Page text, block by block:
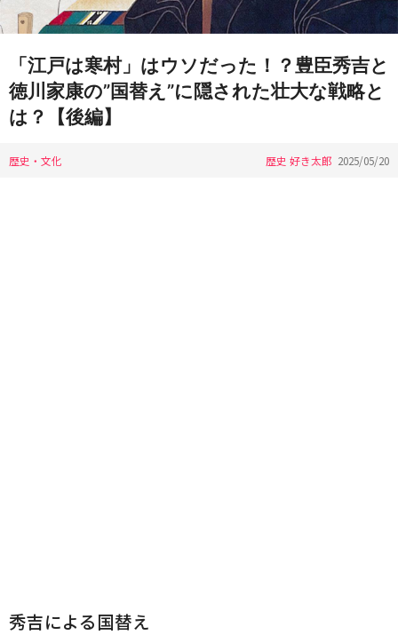
「江戸は寒村」はウソだった！？豊臣秀吉と
徳川家康の”国替え”に隠された壮大な戦略と
は？【後編】
歴史・文化 歴史 好き太郎 2025/05/20
秀吉による国替え